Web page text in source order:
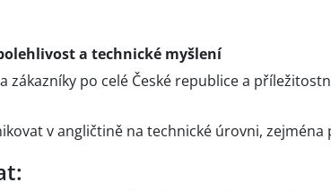
a technické myšlení
zákazníky po celé České republice a
v angličtině na technické úrovni, zejména